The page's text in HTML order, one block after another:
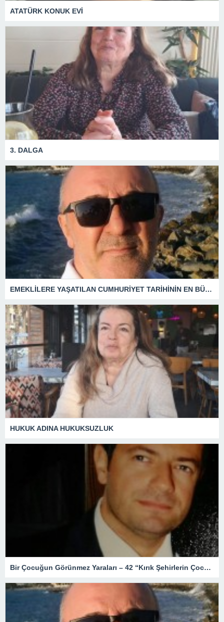
ATATÜRK KONUK EVİ
3. DALGA
EMEKLİLERE YAŞATILAN CUMHURİYET TARİHİNİN EN BÜYÜK ZULMÜNÜN DERİN ANALİZİ !
HUKUK ADINA HUKUKSUZLUK
Bir Çocuğun Görünmez Yaraları – 42 “Kırık Şehirlerin Çocukları”